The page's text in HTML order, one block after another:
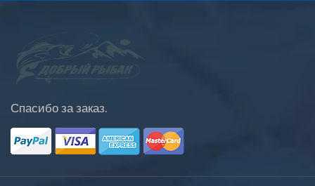
Спасибо за заказ.